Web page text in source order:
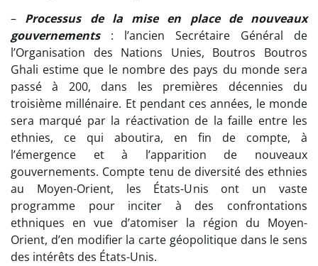
– Processus de la mise en place de nouveaux
gouvernements: l’ancien Secrétaire Général de
l’Organisation des Nations Unies, Boutros Boutros
Ghali estime que le nombre des pays du monde sera
passé à 200, dans les premières décennies du
troisième millénaire. Et pendant ces années, le monde
sera marqué par la réactivation de la faille entre les
ethnies, ce qui aboutira, en fin de compte, à
l’émergence et à l’apparition de nouveaux
gouvernements. Compte tenu de diversité des ethnies
au Moyen-Orient, les États-Unis ont un vaste
programme pour inciter à des confrontations
ethniques en vue d’atomiser la région du Moyen-
Orient, d’en modifier la carte géopolitique dans le sens
des intérêts des États-Unis.